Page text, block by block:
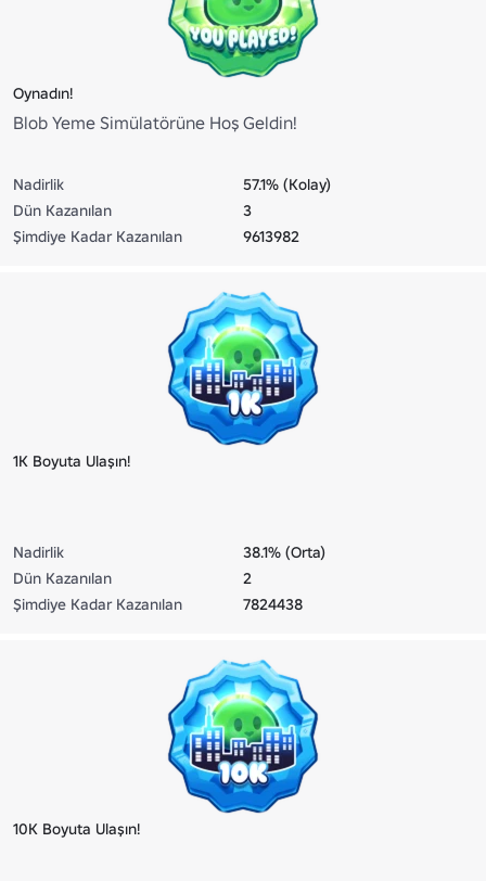
Oynadın!
Blob Yeme Simülatörüne Hoş Geldin!
Nadirlik
57.1% (Kolay)
Dün Kazanılan
3
Şimdiye Kadar Kazanılan
9613982
1K Boyuta Ulaşın!
Nadirlik
38.1% (Orta)
Dün Kazanılan
2
Şimdiye Kadar Kazanılan
7824438
10K Boyuta Ulaşın!